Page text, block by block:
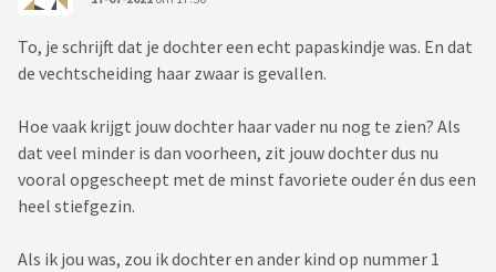
To, je schrijft dat je dochter een echt papaskindje was. En dat
de vechtscheiding haar zwaar is gevallen.
Hoe vaak krijgt jouw dochter haar vader nu nog te zien? Als
dat veel minder is dan voorheen, zit jouw dochter dus nu
vooral opgescheept met de minst favoriete ouder én dus een
heel stiefgezin.
Als ik jou was, zou ik dochter en ander kind op nummer 1